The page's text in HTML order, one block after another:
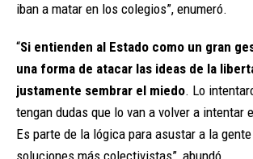
iban a matar en los colegios”, enumeró.
“Si entienden al Estado como un gran
una forma de atacar las ideas de la
justamente sembrar el miedo. Lo
tengan dudas que lo van a volver a intentar
Es parte de la lógica para asustar a la